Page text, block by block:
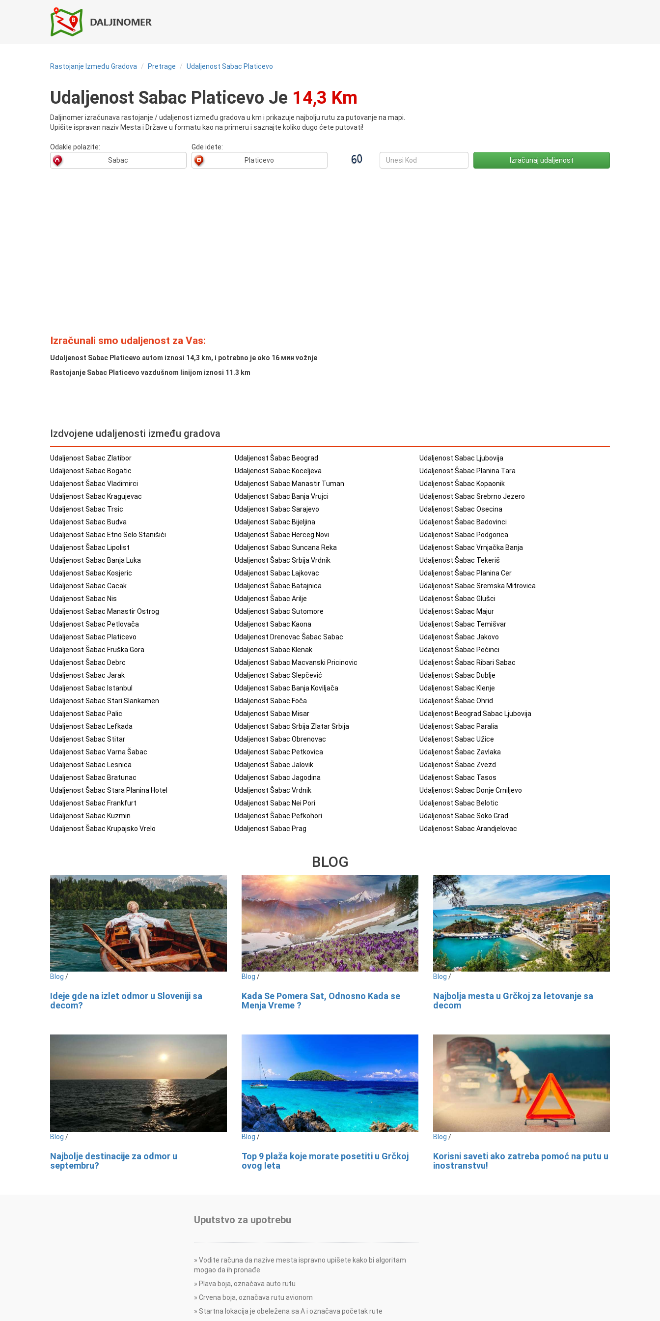
Rastojanje Između Gradova Pretrage Udaljenost Sabac Platicevo
Udaljenost Sabac Platicevo Je 14,3 Km
Daljinomer izračunava rastojanje / udaljenost između gradova u km i prikazuje najbolju rutu za putovanje na mapi.
Upišite ispravan naziv Mesta i Države u formatu kao na primeru i saznajte koliko dugo ćete putovati!
Odakle polazite: Gde idete:
Izračunali smo udaljenost za Vas:
Udaljenost Sabac Platicevo autom iznosi 14,3 km, i potrebno je oko 16 мин vožnje
Rastojanje Sabac Platicevo vazdušnom linijom iznosi 11.3 km
Izdvojene udaljenosti između gradova
Udaljenost Sabac Zlatibor Udaljenost Šabac Beograd
Udaljenost Sabac Ljubovija
Udaljenost Sabac Bogatic
Udaljenost Sabac Koceljeva
Udaljenost Šabac Planina Tara
Udaljenost Šabac Vladimirci
Udaljenost Sabac Manastir Tuman
Udaljenost Šabac Kopaonik
Udaljenost Sabac Kragujevac
Udaljenost Sabac Banja Vrujci
Udaljenost Sabac Srebrno Jezero
Udaljenost Sabac Trsic
Udaljenost Sabac Sarajevo
Udaljenost Sabac Osecina
Udaljenost Sabac Budva
Udaljenost Sabac Bijeljina
Udaljenost Šabac Badovinci
Udaljenost Sabac Etno Selo Stanišići
Udaljenost Šabac Herceg Novi
Udaljenost Sabac Podgorica
Udaljenost Šabac Lipolist
Udaljenost Sabac Suncana Reka
Udaljenost Sabac Vrnjačka Banja
Udaljenost Sabac Banja Luka
Udaljenost Šabac Srbija Vrdnik
Udaljenost Šabac Tekeriš
Udaljenost Sabac Kosjeric
Udaljenost Sabac Lajkovac
Udaljenost Šabac Planina Cer
Udaljenost Sabac Cacak
Udaljenost Šabac Batajnica
Udaljenost Sabac Sremska Mitrovica
Udaljenost Sabac Nis
Udaljenost Šabac Arilje
Udaljenost Šabac Glušci
Udaljenost Sabac Manastir Ostrog
Udaljenost Sabac Sutomore
Udaljenost Sabac Majur
Udaljenost Sabac Petlovača
Udaljenost Sabac Kaona
Udaljenost Sabac Temišvar
Udaljenost Sabac Platicevo
Udaljenost Drenovac Šabac Sabac
Udaljenost Šabac Jakovo
Udaljenost Šabac Fruška Gora
Udaljenost Sabac Klenak
Udaljenost Šabac Pećinci
Udaljenost Šabac Debrc
Udaljenost Sabac Macvanski Pricinovic
Udaljenost Šabac Ribari Sabac
Udaljenost Sabac Jarak
Udaljenost Sabac Slepčević
Udaljenost Sabac Dublje
Udaljenost Sabac Istanbul
Udaljenost Sabac Banja Koviljača
Udaljenost Sabac Klenje
Udaljenost Sabac Stari Slankamen
Udaljenost Sabac Foča
Udaljenost Šabac Ohrid
Udaljenost Sabac Palic
Udaljenost Sabac Misar
Udaljenost Beograd Sabac Ljubovija
Udaljenost Sabac Lefkada
Udaljenost Sabac Srbija Zlatar Srbija
Udaljenost Sabac Paralia
Udaljenost Sabac Stitar
Udaljenost Sabac Obrenovac
Udaljenost Sabac Užice
Udaljenost Sabac Varna Šabac
Udaljenost Sabac Petkovica
Udaljenost Šabac Zavlaka
Udaljenost Sabac Lesnica
Udaljenost Šabac Jalovik
Udaljenost Šabac Zvezd
Udaljenost Sabac Bratunac
Udaljenost Sabac Jagodina
Udaljenost Sabac Tasos
Udaljenost Šabac Stara Planina Hotel
Udaljenost Šabac Vrdnik
Udaljenost Sabac Donje Crniljevo
Udaljenost Sabac Frankfurt
Udaljenost Sabac Nei Pori
Udaljenost Sabac Belotic
Udaljenost Sabac Kuzmin
Udaljenost Šabac Pefkohori
Udaljenost Sabac Soko Grad
Udaljenost Šabac Krupajsko Vrelo
Udaljenost Sabac Prag Udaljenost Sabac Arandjelovac
BLOG
Blog /
Ideje gde na izlet odmor u Sloveniji sa
decom?
Blog /
Kada Se Pomera Sat, Odnosno Kada se
Menja Vreme ?
Blog /
Najbolja mesta u Grčkoj za letovanje sa
decom
Blog /
Najbolje destinacije za odmor u
septembru?
Blog /
Top 9 plaža koje morate posetiti u Grčkoj
ovog leta
Blog /
Korisni saveti ako zatreba pomoć na putu u
inostranstvu!
Uputstvo za upotrebu
Vodite računa da nazive mesta ispravno upišete kako bi algoritam
mogao da ih pronađe
Plava boja, označava auto rutu
Crvena boja, označava rutu avionom
Startna lokacija je obeležena sa A i označava početak rute